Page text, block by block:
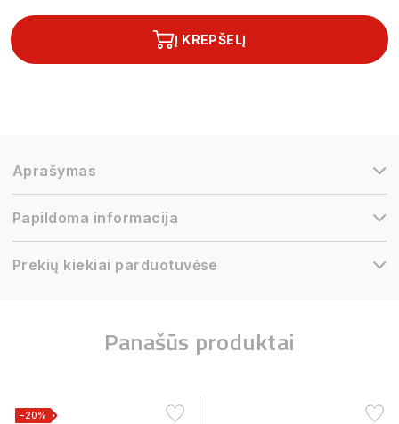
Į KREPŠELĮ
Aprašymas
Papildoma informacija
Prekių kiekiai parduotuvėse
Panašūs produktai
−20%